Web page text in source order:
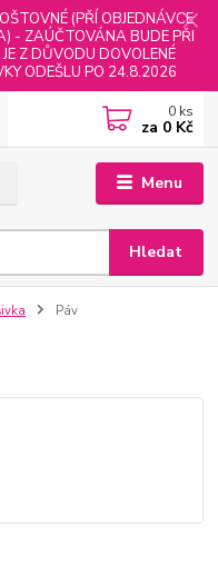
(PŘÍ OBJEDNÁVCE
- ZAÚČTOVÁNA BUDE PŘI
Z DŮVODU DOVOLENÉ
ODEŠLU PO 24.8.2026
Menu
Hledat
0 ks
za 0 Kč
Páv